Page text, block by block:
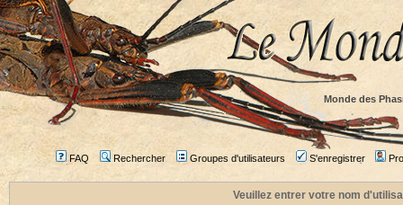
Monde des
FAQ Rechercher Groupes d'utilisateurs S'enregistrer
Veuillez entrer votre nom